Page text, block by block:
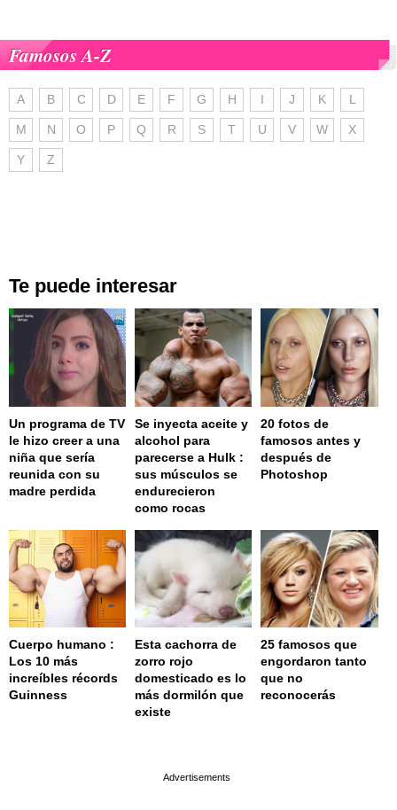
Famosos A-Z
A B C D E F G H I J K L
M N O P Q R S T U V W X
Y Z
Te puede interesar
Un programa de TV
le hizo creer a una
niña que sería
reunida con su
madre perdida
Se inyecta aceite y
alcohol para
parecerse a Hulk :
sus músculos se
endurecieron
como rocas
20 fotos de
famosos antes y
después de
Photoshop
Cuerpo humano :
Los 10 más
increíbles récords
Guinness
Esta cachorra de
zorro rojo
domesticado es lo
más dormilón que
existe
25 famosos que
engordaron tanto
que no
reconocerás